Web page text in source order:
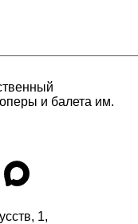
и балета им.
1,